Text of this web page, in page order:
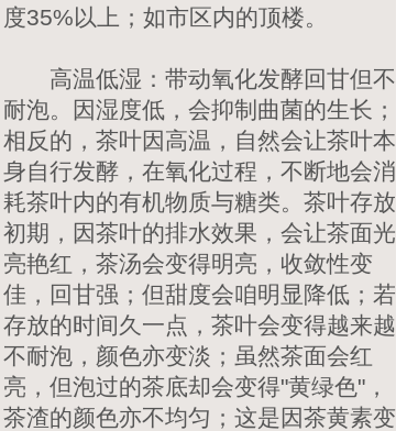
度35%以上；如市区内的顶楼。
高温低湿：带动氧化发酵回甘但不
耐泡。因湿度低，会抑制曲菌的生长；
相反的，茶叶因高温，自然会让茶叶本
身自行发酵，在氧化过程，不断地会消
耗茶叶内的有机物质与糖类。茶叶存放
初期，因茶叶的排水效果，会让茶面光
亮艳红，茶汤会变得明亮，收敛性变
佳，回甘强；但甜度会咱明显降低；若
存放的时间久一点，茶叶会变得越来越
不耐泡，颜色亦变淡；虽然茶面会红
亮，但泡过的茶底却会变得"黄绿色"，
茶渣的颜色亦不均匀；这是因茶黄素变